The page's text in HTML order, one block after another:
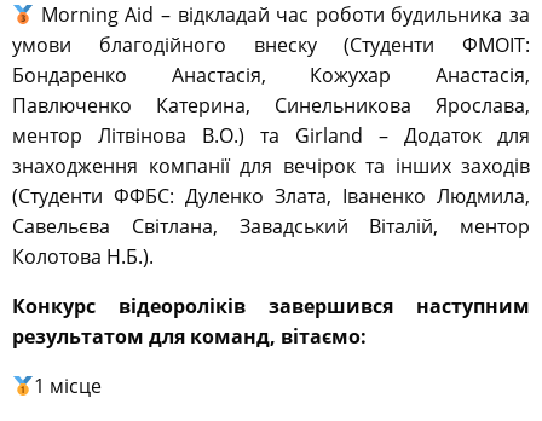
Morning Aid – відкладай час роботи будильника за
умови благодійного внеску (Студенти ФМОІТ:
Бондаренко Анастасія, Кожухар Анастасія,
Павлюченко Катерина, Синельникова Ярослава,
ментор Літвінова В.О.) та Girland – Додаток для
знаходження компанії для вечірок та інших заходів
(Студенти ФФБС: Дуленко Злата, Іваненко Людмила,
Савельєва Світлана, Завадський Віталій, ментор
Колотова Н.Б.).
Конкурс відеороліків завершився наступним
результатом для команд, вітаємо:
1 місце